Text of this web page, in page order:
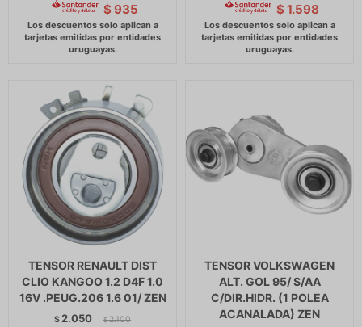
$ 935 $ 1.598
TENSOR RENAULT DIST
CLIO KANGOO 1.2 D4F 1.0
16V .PEUG.206 1.6 01/ ZEN
$ 2.050 $ 2.100
TENSOR VOLKSWAGEN
ALT. GOL 95/ S/AA
C/DIR.HIDR. (1 POLEA
ACANALADA) ZEN